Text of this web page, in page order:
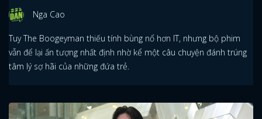
Nga Cao
Tuy The Boogeyman thiếu tính bùng nổ hơn IT, nhưng bộ phim
vẫn để lại ấn tượng nhất định nhờ kể một câu chuyện đánh trúng
tâm lý sợ hãi của những đứa trẻ.